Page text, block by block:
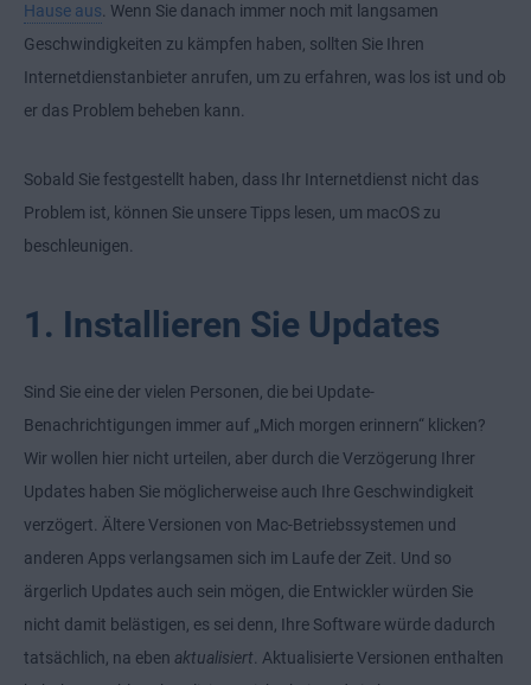
Hause aus. Wenn Sie danach immer noch mit langsamen
Geschwindigkeiten zu kämpfen haben, sollten Sie Ihren
Internetdienstanbieter anrufen, um zu erfahren, was los ist und ob
er das Problem beheben kann.
Sobald Sie festgestellt haben, dass Ihr Internetdienst nicht das
Problem ist, können Sie unsere Tipps lesen, um macOS zu
beschleunigen.
1. Installieren Sie Updates
Sind Sie eine der vielen Personen, die bei Update-
Benachrichtigungen immer auf „Mich morgen erinnern“ klicken?
Wir wollen hier nicht urteilen, aber durch die Verzögerung Ihrer
Updates haben Sie möglicherweise auch Ihre Geschwindigkeit
verzögert. Ältere Versionen von Mac-Betriebssystemen und
anderen Apps verlangsamen sich im Laufe der Zeit. Und so
ärgerlich Updates auch sein mögen, die Entwickler würden Sie
nicht damit belästigen, es sei denn, Ihre Software würde dadurch
tatsächlich, na eben aktualisiert. Aktualisierte Versionen enthalten